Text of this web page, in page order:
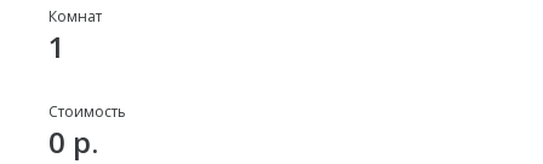
Комнат
1
Стоимость
0 р.